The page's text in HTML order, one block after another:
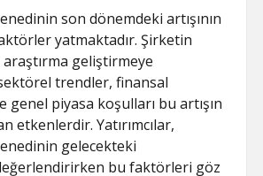
son dönemdeki artışının
yatmaktadır. Şirketin
geliştirmeye
trendler, finansal
genel piyasa koşulları bu artışın
etkenlerdir. Yatırımcılar,
gelecekteki
bu faktörleri göz